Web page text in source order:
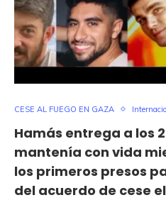
CESE AL FUEGO EN GAZA
Hamás entrega a los
mantenía con vida
los primeros presos
del acuerdo de cese